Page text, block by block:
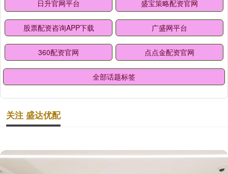
日升官网平台 盛宝策略配资官网
股票配资咨询APP下载 广盛网平台
360配资官网 点点金配资官网
全部话题标签
关注 盛达优配